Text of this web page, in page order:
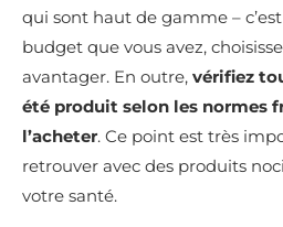
qui sont haut de gamme –
budget que vous avez,
avantager. En outre, vérifiez
été produit selon les normes
l’acheter. Ce point est très
retrouver avec des produits
votre santé.